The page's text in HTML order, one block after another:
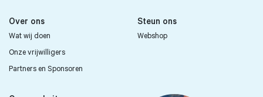
Over ons
Wat wij doen
Onze vrijwilligers
Partners en Sponsoren
Steun ons
Webshop